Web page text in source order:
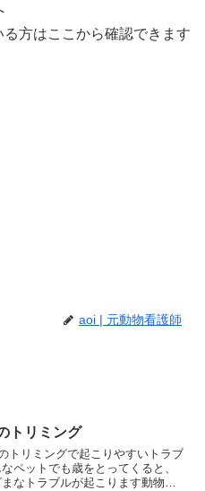
方はここから確認できます
aoi | 元動物看護師
トリミング
トリミングで起こりやすいトラブ
ペットでも歳をとってくると、
なトラブルが起こります動物病